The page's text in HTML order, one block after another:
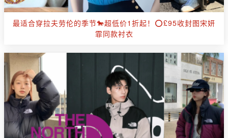
最适合穿拉夫劳伦的季节🐎超低价1折起！⭕️£95收封图宋妍
霏同款衬衣